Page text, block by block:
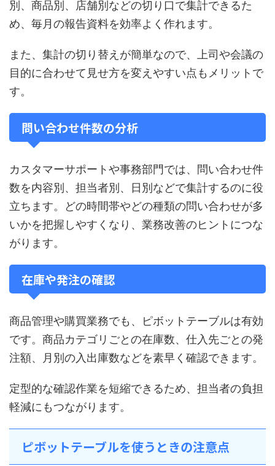
別、商品別、店舗別などの切り口で集計できるた
め、毎月の報告資料を効率よく作れます。
また、集計の切り替えが簡単なので、上司や会議の
目的に合わせて見せ方を変えやすい点もメリットで
す。
問い合わせ件数の分析
カスタマーサポートや事務部門では、問い合わせ件
数を内容別、担当者別、日別などで集計するのに役
立ちます。どの時間帯やどの種類の問い合わせが多
いかを把握しやすくなり、業務改善のヒントにつな
がります。
在庫や発注の確認
商品管理や購買業務でも、ピボットテーブルは有効
です。商品カテゴリごとの在庫数、仕入先ごとの発
注額、月別の入出庫数などを素早く確認できます。
定型的な確認作業を短縮できるため、担当者の負担
軽減にもつながります。
ピボットテーブルを使うときの注意点